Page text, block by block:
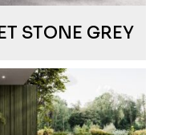
STONE GREY